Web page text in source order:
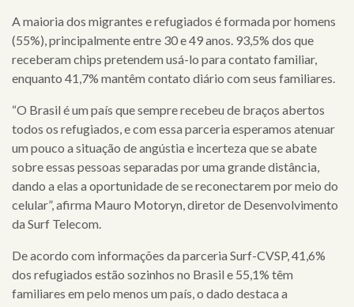
home
quem
somos
serviços
clientes
A maioria dos migrantes e refugiados é formada por homens
(55%), principalmente entre 30 e 49 anos. 93,5% dos que
receberam chips pretendem usá-lo para contato familiar,
enquanto 41,7% mantêm contato diário com seus familiares.
“O Brasil é um país que sempre recebeu de braços abertos
todos os refugiados, e com essa parceria esperamos atenuar
um pouco a situação de angústia e incerteza que se abate
sobre essas pessoas separadas por uma grande distância,
dando a elas a oportunidade de se reconectarem por meio do
celular”, afirma Mauro Motoryn, diretor de Desenvolvimento
da Surf Telecom.
De acordo com informações da parceria Surf-CVSP, 41,6%
dos refugiados estão sozinhos no Brasil e 55,1% têm
familiares em pelo menos um país, o dado destaca a